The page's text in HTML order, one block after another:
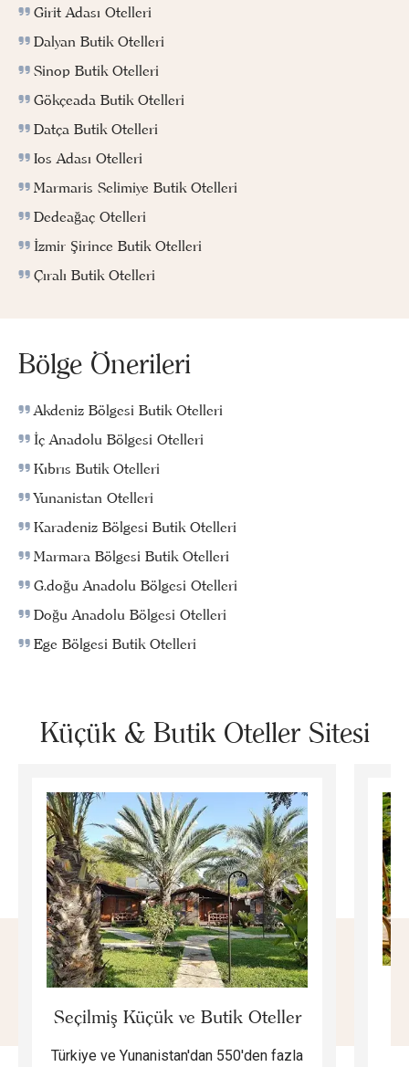
Girit Adası Otelleri
Dalyan Butik Otelleri
Sinop Butik Otelleri
Gökçeada Butik Otelleri
Datça Butik Otelleri
Ios Adası Otelleri
Marmaris Selimiye Butik Otelleri
Dedeağaç Otelleri
İzmir Şirince Butik Otelleri
Çıralı Butik Otelleri
Bölge Önerileri
Akdeniz Bölgesi Butik Otelleri
İç Anadolu Bölgesi Otelleri
Kıbrıs Butik Otelleri
Yunanistan Otelleri
Karadeniz Bölgesi Butik Otelleri
Marmara Bölgesi Butik Otelleri
G.doğu Anadolu Bölgesi Otelleri
Doğu Anadolu Bölgesi Otelleri
Ege Bölgesi Butik Otelleri
Küçük & Butik Oteller Sitesi
Seçilmiş Küçük ve Butik Oteller
Türkiye ve Yunanistan'dan 550'den fazla